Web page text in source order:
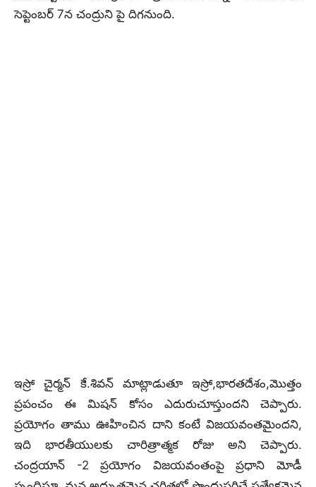
సెప్టెంబర్ 7న చంద్రుని పై దిగనుంది.
ఇస్రో చైర్మన్ కే.శివన్ మాట్లాడుతూ ఇస్రో,భారతదేశం,మొత్తం
ప్రపంచం ఈ మిషన్ కోసం ఎదురుచూస్తుందని చెప్పారు.
ప్రయోగం తాము ఊహించిన దాని కంటే విజయవంతమైందని,
ఇది భారతీయులకు చారిత్రాత్మక రోజు అని చెప్పారు.
చంద్రయాన్ -2 ప్రయోగం విజయవంతంపై ప్రధాని మోడీ